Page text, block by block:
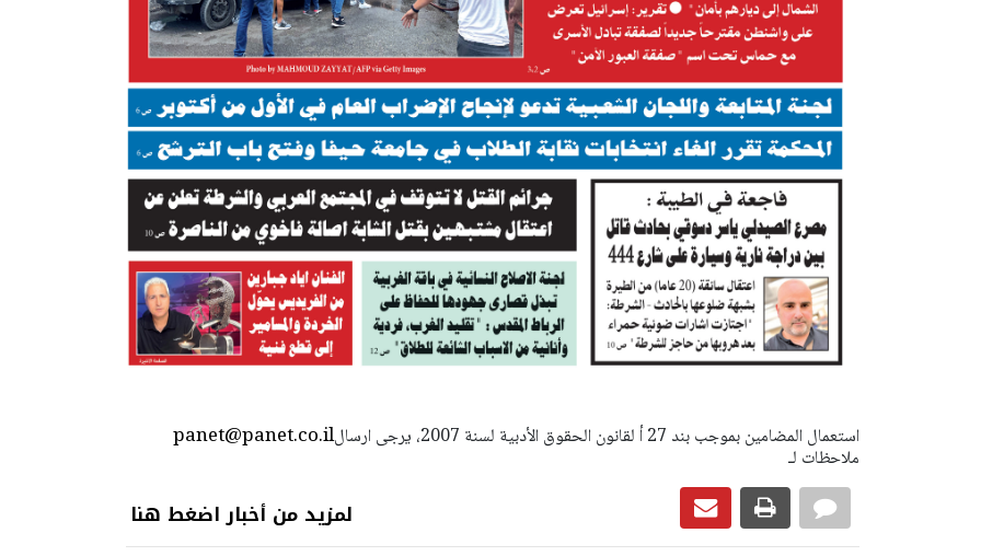
panet@panet.co.ilاستعمال المضامين بموجب بند 27 أ لقانون الحقوق الأدبية لسنة 2007، يرجى ارسال
ملاحظات لـ
لمزيد من أخبار اضغط هنا